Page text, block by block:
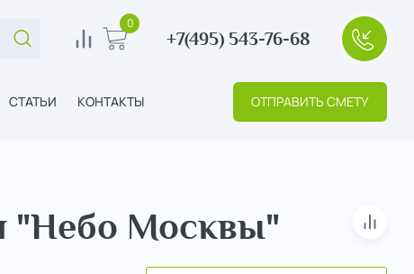
Поиск... 0 В корзину
0
+7(495) 543-76-68
СТАТЬИ КОНТАКТЫ ОТПРАВИТЬ СМЕТУ
"Небо Москвы" В